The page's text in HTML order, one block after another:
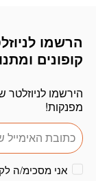
הרשמו
קופונים
הירשמו לניוזלטר
מפנקות!
דוא׳׳ל
אני מסכימ/ה